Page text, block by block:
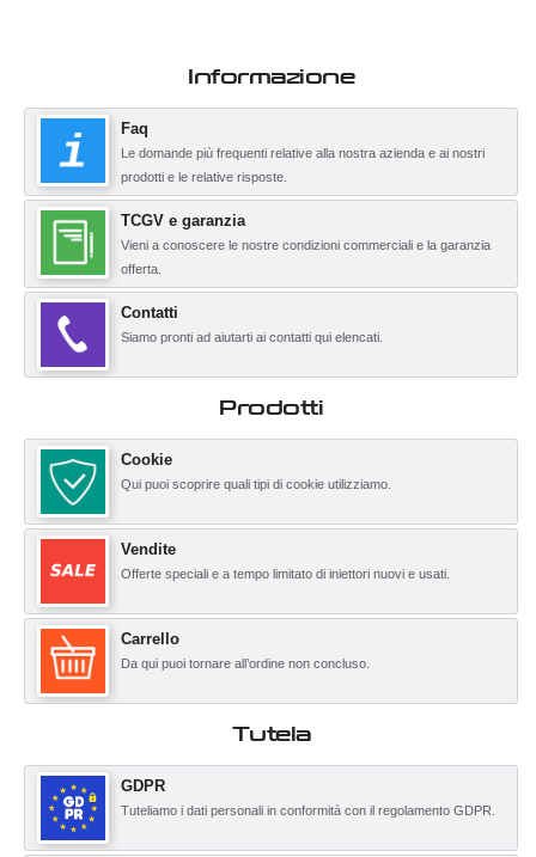
Informazione
Faq
Le domande più frequenti relative alla nostra azienda e ai nostri
prodotti e le relative risposte.
TCGV e garanzia
Vieni a conoscere le nostre condizioni commerciali e la garanzia
offerta.
Contatti
Siamo pronti ad aiutarti ai contatti qui elencati.
Prodotti
Cookie
Qui puoi scoprire quali tipi di cookie utilizziamo.
Vendite
Offerte speciali e a tempo limitato di iniettori nuovi e usati.
Carrello
Da qui puoi tornare all’ordine non concluso.
Tutela
GDPR
Tuteliamo i dati personali in conformità con il regolamento GDPR.